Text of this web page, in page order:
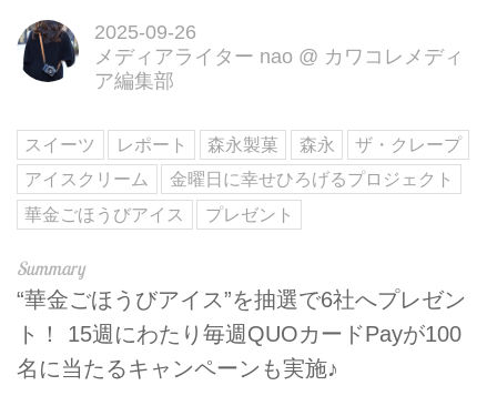
2025-09-26
メディアライター nao @ カワコレメディ
ア編集部
スイーツ レポート 森永製菓 森永
ザ・クレープ
アイスクリーム
金曜日に幸せひろげるプロジェクト
華金ごほうびアイス
プレゼント
“華金ごほうびアイス”を抽選で6社へプレゼン
ト！ 15週にわたり毎週QUOカードPayが100
名に当たるキャンペーンも実施♪